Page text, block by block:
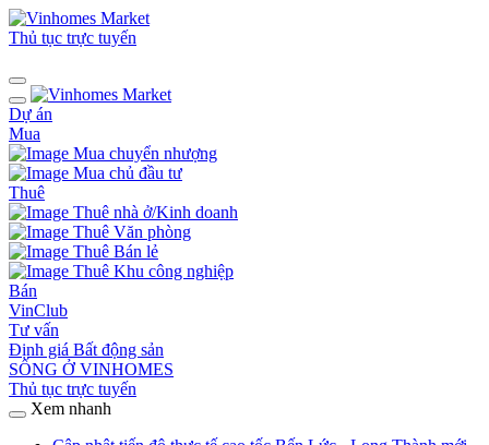
Thủ tục trực tuyến
Dự án
Mua
Mua chuyển nhượng
Mua chủ đầu tư
Thuê
Thuê nhà ở/Kinh doanh
Thuê Văn phòng
Thuê Bán lẻ
Thuê Khu công nghiệp
Bán
VinClub
Tư vấn
Định giá Bất động sản
SỐNG Ở VINHOMES
Thủ tục trực tuyến
Xem nhanh